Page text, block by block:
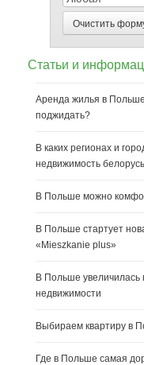
Очистить
Статьи и
Аренда жилья в
поджидать?
В каких регионах и
недвижимость
В Польше можно
В Польше стартует
«Mieszkanie plus»
В Польше
недвижимости
Выбираем квартиру в
Где в Польше самая